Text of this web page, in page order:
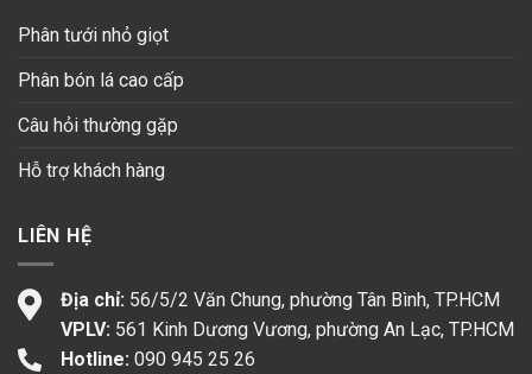
Phân tưới nhỏ giọt
Phân bón lá cao cấp
Câu hỏi thường gặp
Hỗ trợ khách hàng
LIÊN HỆ
Địa chỉ: 56/5/2 Văn Chung, phường Tân Bình, TP.HCM
VPLV: 561 Kinh Dương Vương, phường An Lạc, TP.HCM
Hotline: 090 945 25 26